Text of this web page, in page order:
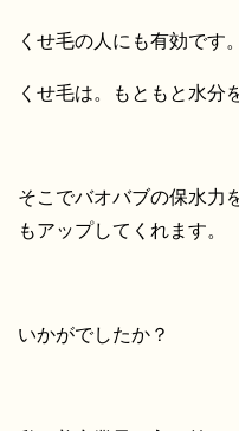
くせ毛の人にも有効です。
くせ毛は。もともと水分
そこでバオバブの保水力
もアップしてくれます。
いかがでしたか？